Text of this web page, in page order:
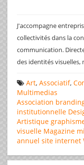
J'accompagne
collectivités dans la
communication.
des identités visuelles,
Art, Associatif,
Multimedias
Association
institutionnelle
Artistique
visuelle Magazine
annuel site internet